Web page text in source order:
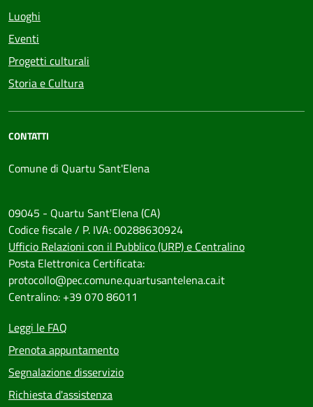
Luoghi
Eventi
Progetti culturali
Storia e Cultura
CONTATTI
Comune di Quartu Sant'Elena
09045 - Quartu Sant'Elena (CA)
Codice fiscale / P. IVA: 00288630924
Ufficio Relazioni con il Pubblico (URP) e Centralino
Posta Elettronica Certificata:
protocollo@pec.comune.quartusantelena.ca.it
Centralino: +39 070 86011
Leggi le FAQ
Prenota appuntamento
Segnalazione disservizio
Richiesta d'assistenza